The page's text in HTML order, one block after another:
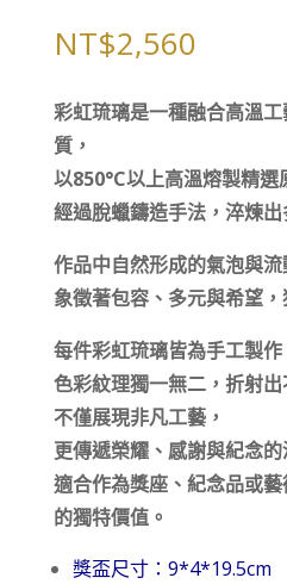
NT$2,560
彩虹琉璃是一種融合高溫
質，
以850°C以上高溫熔製精選
經過脫蠟鑄造手法，淬煉
作品中自然形成的氣泡與流
象徵著包容、多元與希望
每件彩虹琉璃皆為手工製作
色彩紋理獨一無二，折射
不僅展現非凡工藝，
更傳遞榮耀、感謝與紀念的
適合作為獎座、紀念品或
的獨特價值。
獎盃尺寸：9*4*19.5cm